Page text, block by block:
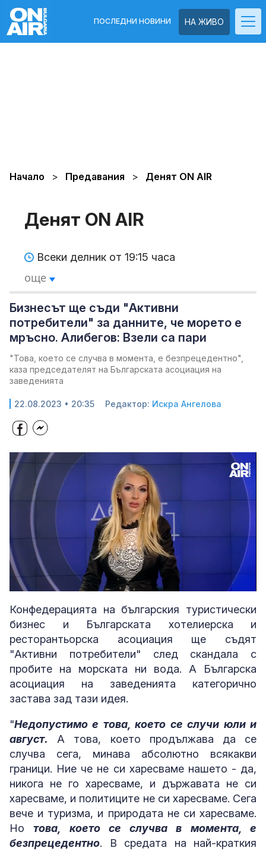
НА ЖИВО
ПОСЛЕДНИ НОВИНИ
Начало Предавания Денят ON AIR
Денят ON AIR
Всеки делник от 19:15 часа
още
Бизнесът ще съди "Активни
потребители" за данните, че морето е
мръсно. Алибегов: Взели са пари
"Това, което се случва в момента, е безпрецедентно",
каза председателят на Българската асоциация на
заведенията
22.08.2023 • 20:35 Редактор: Искра Ангелова
Unmute Loaded
5.05%
Конфедерацията на българския туристически
бизнес и Българската хотелиерска и
ресторантьорска асоциация ще съдят
"Активни потребители" след скандала с
пробите на морската ни вода. А Българска
асоциация на заведенията категорично
застава зад тази идея.
"Недопустимо е това, което се случи юли и
август. А това, което продължава да се
случва сега, минава абсолютно всякакви
граници. Ние че не си харесваме нашето - да,
никога не го харесваме, и държавата не си
харесваме, и политиците не си харесваме. Сега
вече и туризма, и природата не си харесваме.
Нотова, което се случва в момента, е
безпрецедентно. В средата на най-краткия